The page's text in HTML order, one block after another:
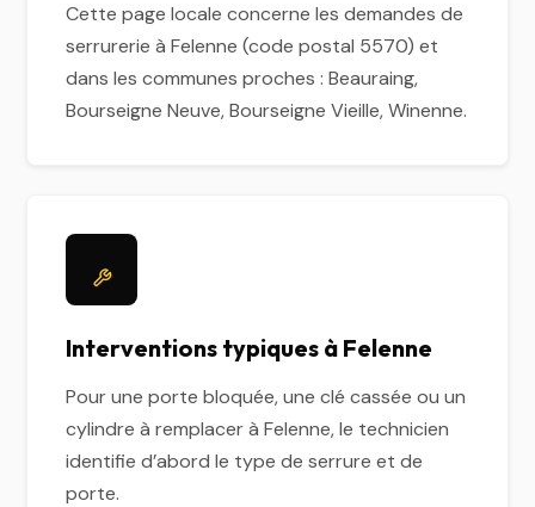
Cette page locale concerne les demandes de
serrurerie à Felenne (code postal 5570) et
dans les communes proches : Beauraing,
Bourseigne Neuve, Bourseigne Vieille, Winenne.
Interventions typiques à Felenne
Pour une porte bloquée, une clé cassée ou un
cylindre à remplacer à Felenne, le technicien
identifie d’abord le type de serrure et de
porte.